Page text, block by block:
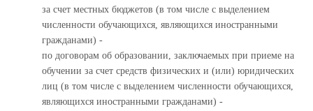
за счет местных бюджетов (в том числе с выделением
численности обучающихся, являющихся иностранными
гражданами) -
по договорам об образовании, заключаемых при приеме на
обучении за счет средств физических и (или) юридических
лиц (в том числе с выделением численности обучающихся,
являющихся иностранными гражданами) -